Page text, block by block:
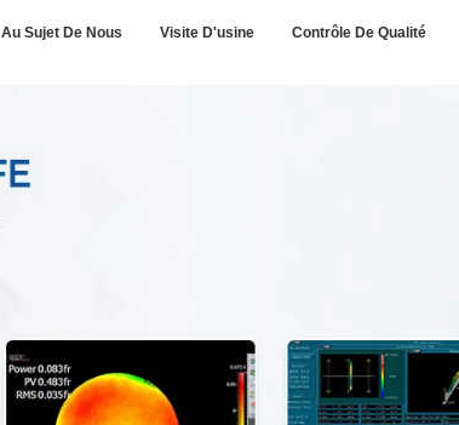
Au Sujet De Nous Visite D'usine Contrôle De Qualité